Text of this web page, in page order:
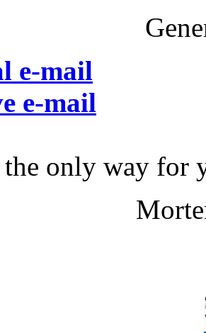
e-mail
e-mail
only way for